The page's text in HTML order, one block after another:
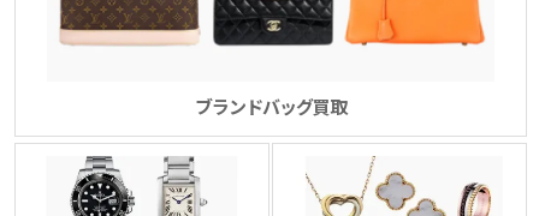
ブランドバッグ買取